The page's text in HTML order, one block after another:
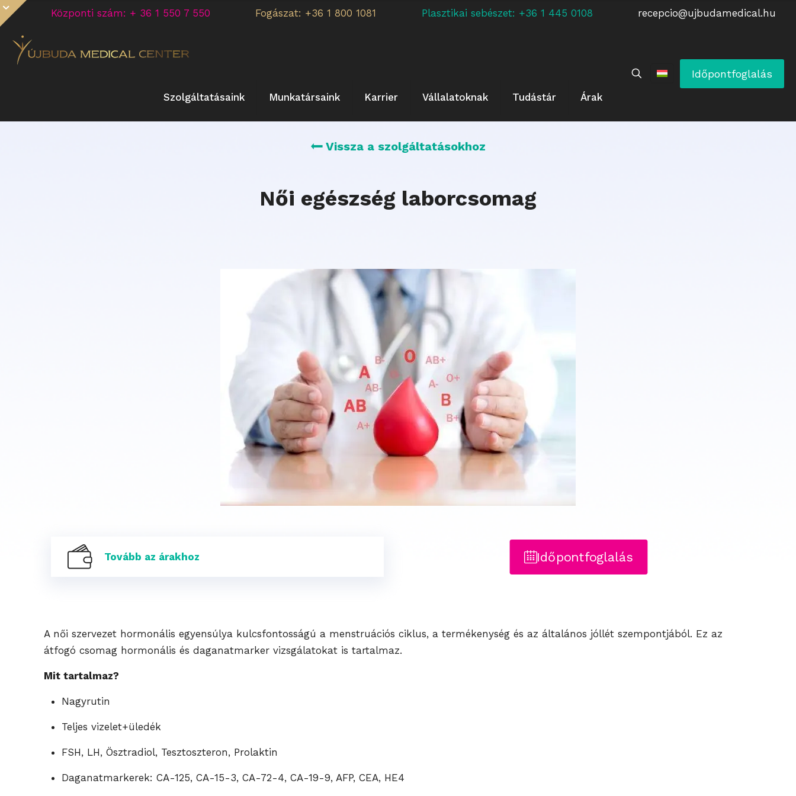
Központi szám: + 36 1 550 7 550 Fogászat: +36 1 800 1081 Plasztikai sebészet: +36 1 445 0108 recepcio@ujbudamedical.hu
Szolgáltatásaink Munkatársaink Karrier Vállalatoknak Tudástár Árak
Időpontfoglalás
Vissza a szolgáltatásokhoz
Női egészség laborcsomag
Tovább az árakhoz Időpontfoglalás
A női szervezet hormonális egyensúlya kulcsfontosságú a menstruációs ciklus, a termékenység és az általános jóllét szempontjából. Ez az
átfogó csomag hormonális és daganatmarker vizsgálatokat is tartalmaz.
Mit tartalmaz?
Nagyrutin
Teljes vizelet+üledék
FSH, LH, Ösztradiol, Tesztoszteron, Prolaktin
Daganatmarkerek: CA-125, CA-15-3, CA-72-4, CA-19-9, AFP, CEA, HE4